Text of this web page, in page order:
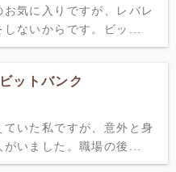
気に入りですが、レバレ
ないからです。ビッ...
ットバンク
いた私ですが、意外と身
いました。職場の後...